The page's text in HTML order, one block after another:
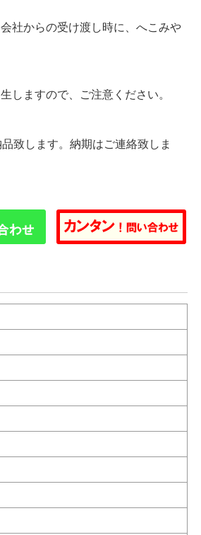
社からの受け渡し時に、へこみや
しますので、ご注意ください。
致します。納期はご連絡致しま